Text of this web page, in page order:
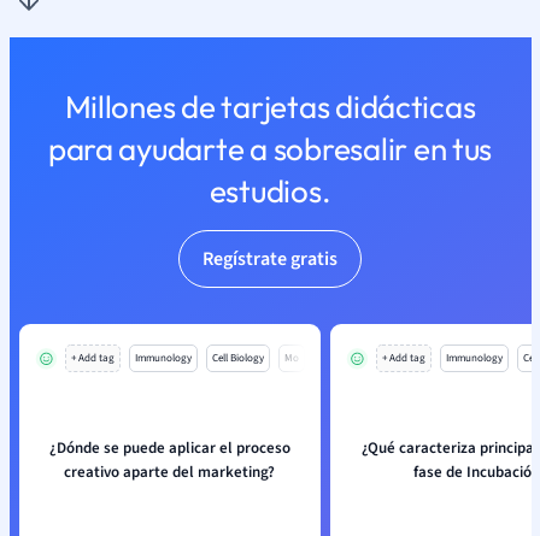
Millones de tarjetas didácticas
para ayudarte a sobresalir en tus
estudios.
Regístrate gratis
+ Add tag Immunology Cell Biology Mo
¿Dónde se puede aplicar el proceso
creativo aparte del marketing?
+ Add tag Immunology
¿Qué caracteriza
fase de